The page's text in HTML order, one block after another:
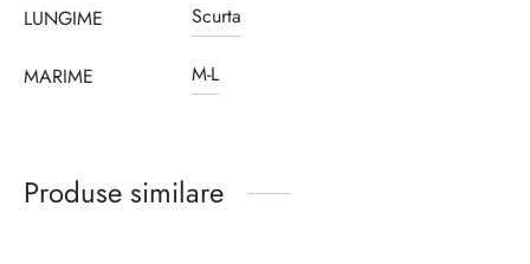
LUNGIME Scurta
MARIME M-L
Produse similare